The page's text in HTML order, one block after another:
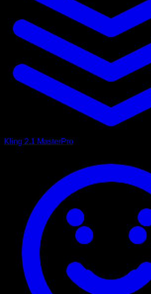
Kling 2.1 MasterPro